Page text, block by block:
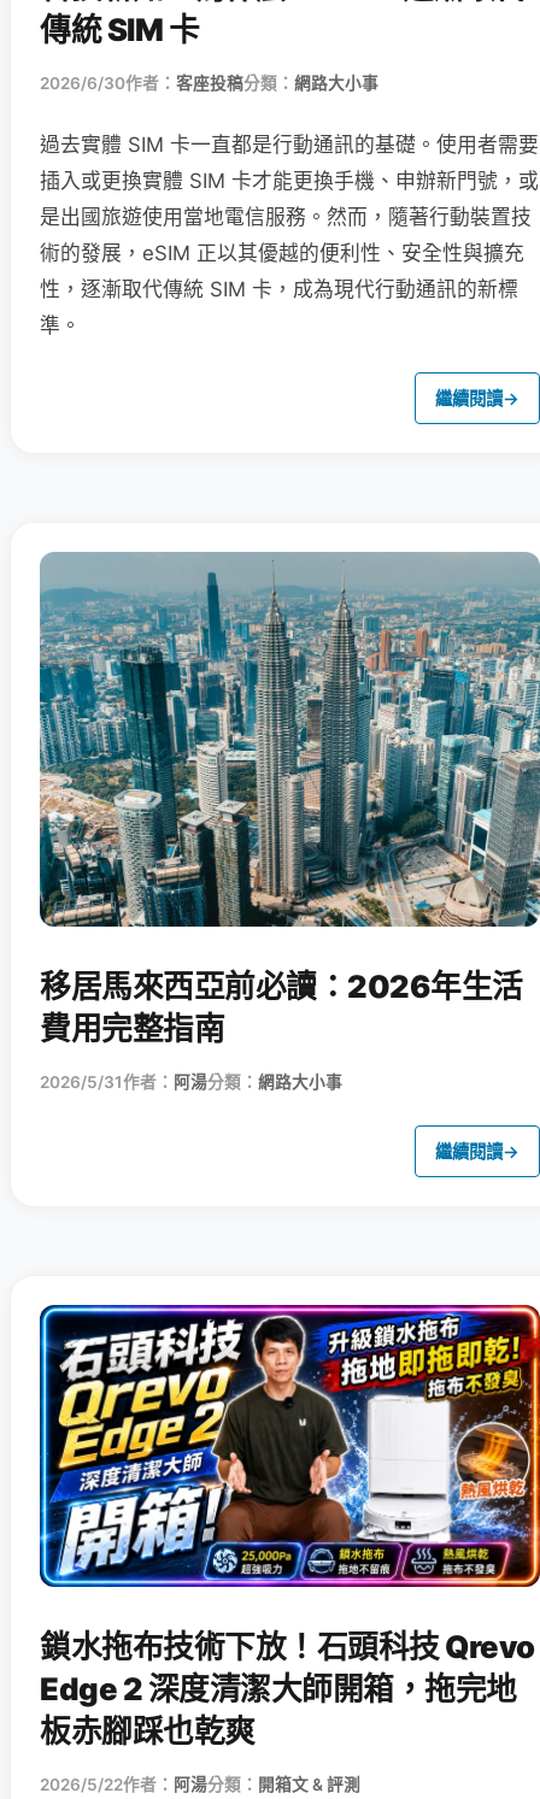
傳統 SIM 卡
2026/6/30作者： 客座投稿分類： 網路大小事
過去實體 SIM 卡一直都是行動通訊的基礎。使用者需要
插入或更換實體 SIM 卡才能更換手機、申辦新門號，或
是出國旅遊使用當地電信服務。然而，隨著行動裝置技
術的發展，eSIM 正以其優越的便利性、安全性與擴充
性，逐漸取代傳統 SIM 卡，成為現代行動通訊的新標
準。
繼續閱讀→
移居馬來西亞前必讀：2026年生活
費用完整指南
2026/5/31作者： 阿湯分類： 網路大小事
繼續閱讀→
鎖水拖布技術下放！石頭科技 Qrevo
Edge 2 深度清潔大師開箱，拖完地
板赤腳踩也乾爽
2026/5/22作者： 阿湯分類： 開箱文 & 評測